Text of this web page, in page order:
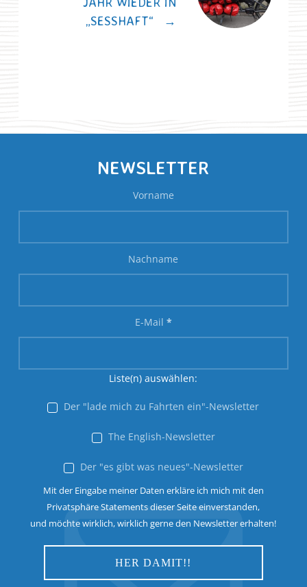
„SESSHAFT“
→
NEWSLETTER
Vorname
Nachname
E-Mail *
Liste(n) auswählen:
Der "lade mich zu Fahrten ein"-Newsletter
The English-Newsletter
Der "es gibt was neues"-Newsletter
Mit der Eingabe meiner Daten erkläre ich mich mit den
Privatsphäre Statements dieser Seite einverstanden,
und möchte wirklich, wirklich gerne den Newsletter erhalten!